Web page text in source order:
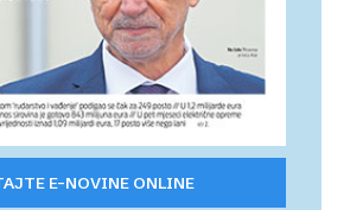
E-NOVINE ONLINE